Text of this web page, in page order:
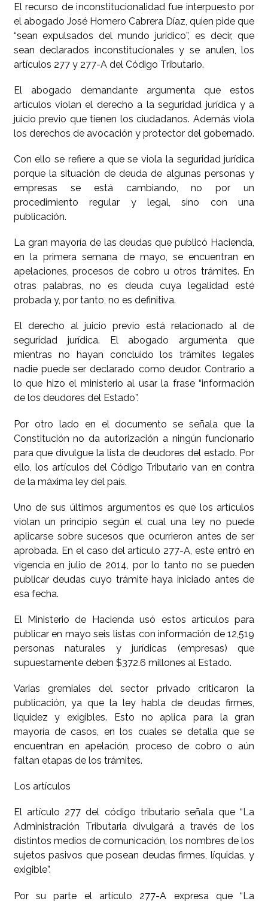
El recurso de inconstitucionalidad fue interpuesto por
el abogado José Homero Cabrera Díaz, quien pide que
“sean expulsados del mundo jurídico”, es decir, que
sean declarados inconstitucionales y se anulen, los
artículos 277 y 277-A del Código Tributario.
El abogado demandante argumenta que estos
artículos violan el derecho a la seguridad jurídica y a
juicio previo que tienen los ciudadanos. Además viola
los derechos de avocación y protector del gobernado.
Con ello se refiere a que se viola la seguridad jurídica
porque la situación de deuda de algunas personas y
empresas se está cambiando, no por un
procedimiento regular y legal, sino con una
publicación.
La gran mayoría de las deudas que publicó Hacienda,
en la primera semana de mayo, se encuentran en
apelaciones, procesos de cobro u otros trámites. En
otras palabras, no es deuda cuya legalidad esté
probada y, por tanto, no es definitiva.
El derecho al juicio previo está relacionado al de
seguridad jurídica. El abogado argumenta que
mientras no hayan concluido los trámites legales
nadie puede ser declarado como deudor. Contrario a
lo que hizo el ministerio al usar la frase “información
de los deudores del Estado”.
Por otro lado en el documento se señala que la
Constitución no da autorización a ningún funcionario
para que divulgue la lista de deudores del estado. Por
ello, los artículos del Código Tributario van en contra
de la máxima ley del país.
Uno de sus últimos argumentos es que los artículos
violan un principio según el cual una ley no puede
aplicarse sobre sucesos que ocurrieron antes de ser
aprobada. En el caso del artículo 277-A, este entró en
vigencia en julio de 2014, por lo tanto no se pueden
publicar deudas cuyo trámite haya iniciado antes de
esa fecha.
El Ministerio de Hacienda usó estos artículos para
publicar en mayo seis listas con información de 12,519
personas naturales y jurídicas (empresas) que
supuestamente deben $372.6 millones al Estado.
Varias gremiales del sector privado criticaron la
publicación, ya que la ley habla de deudas firmes,
liquidez y exigibles. Esto no aplica para la gran
mayoría de casos, en los cuales se detalla que se
encuentran en apelación, proceso de cobro o aún
faltan etapas de los trámites.
Los artículos
El artículo 277 del código tributario señala que “La
Administración Tributaria divulgará a través de los
distintos medios de comunicación, los nombres de los
sujetos pasivos que posean deudas firmes, líquidas, y
exigible”.
Por su parte el artículo 277-A expresa que “La